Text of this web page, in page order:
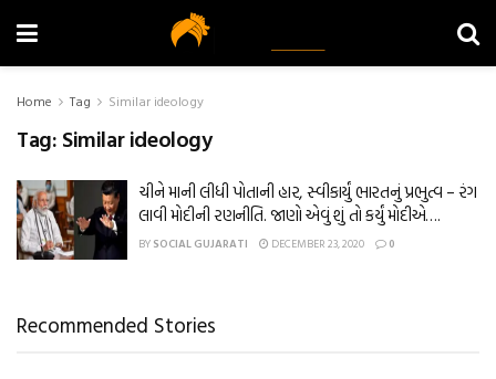
Home Tag Similar ideology
Tag: Similar ideology
ચીને માની લીધી પોતાની હાર, સ્વીકાર્યું ભારતનું પ્રભુત્વ – રંગ
લાવી મોદીની રણનીતિ. જાણો એવું શું તો કર્યું મોદીએ….
BY SOCIAL GUJARATI DECEMBER 23, 2020 0
Recommended Stories